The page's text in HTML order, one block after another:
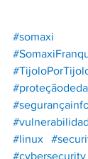
#somaxi
#linux
#cybersecurity